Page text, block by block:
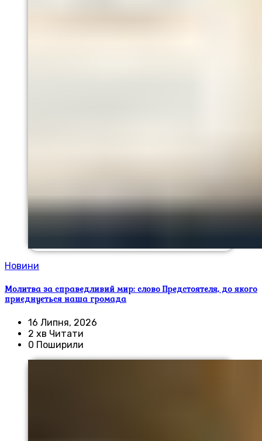
Новини
Молитва за справедливий мир: слово Предстоятеля, до якого
приєднується наша громада
16 Липня, 2026
2 хв Читати
0 Поширили